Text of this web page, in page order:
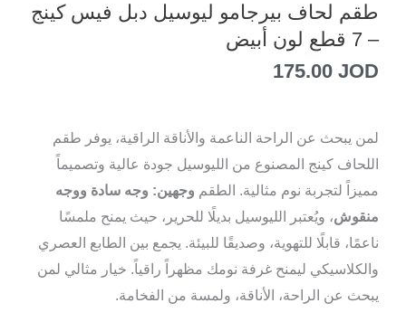
طقم لحاف بيرجامو ليوسيل دبل فيس كينج
– 7 قطع لون أبيض
175.00 JOD
لمن يبحث عن الراحة الناعمة والأناقة الراقية، يوفر طقم
اللحاف كينج المصنوع من الليوسيل جودة عالية وتصميماً
مميزاً لتجربة نوم مثالية. الطقم وجهين: وجه سادة ووجه
منقوش، ويُعتبر الليوسيل بديلًا للحرير، حيث يمنح ملمسًا
ناعمًا، قابلًا للتهوية، وصديقًا للبيئة. يجمع بين الطابع العصري
والكلاسيكي ليمنح غرفة نومك مظهراً راقياً. خيار مثالي لمن
يبحث عن الراحة، الأناقة، ولمسة من الفخامة.